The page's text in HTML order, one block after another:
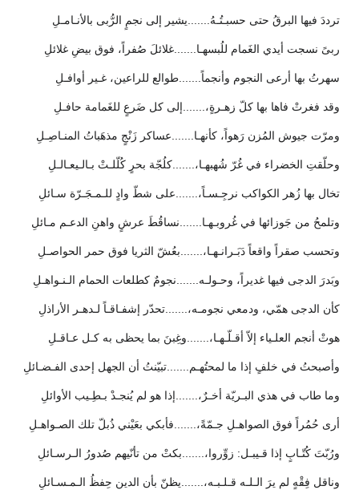
ترددَ فيها البرقُ حتى حسبـتُـهُ.......يشير إلى نجمٍ الرُّبى بالأنـامـلِ
ربىً نسجت أيدي الغَمام للُبسهـا.......غلائلَ صُفراً، فوق بيضِ غلائلِ
سهرتُ بها أرعى النجوم وأنجماً.......طوالع للراعين، غـير أوافـلِ
وقد فغرتْ فاها بها كلّ زهـرةٍ،.......إلى كل ضَرعٍ للغَمامة حافـلِ
ومرّت جيوش المُزن رَهواً، كأنهـا.......عساكر زَنْجٍ مذهَباتُ المنـاصِـلِ
وحلّقتِ الخضراء في غُرّ شُهبهـا،.......كلُجّة بحرٍ كُلّلـتْ بـالـيعـالـلِ
تخال بها زُهر الكواكب نرجِـسـاً،.......على شطّ وادٍ للـمـجَـرّة سـائلِ
وتلمحُ من جَوزائها في غُروبـهـا.......نساقُطَ عرشٍ واهنِ الدعـم مـائلِ
وتحسب صقراً واقعاً دَبَـرانـهـا،.......بعُشّ الثريا فوق حمر الحواصـلِ
وبَدرَ الدجى فيها غديراً، وحـولـه.......نجومٌ كطلعات الحمام الـنـواهـلِ
كأن الدجى همّي، ودمعي نجومـه،.......تحدّر إشفـاقـاً لـدهـر الأراذلِ
هوتْ أنجم العلـياء إلاّ أقـلّـهـا،.......وغِبنَ بما يحظى به كـل عـاقـلِ
وأصبحتُ في خلفٍ إذا ما لمحتُهـم.......تبيّنتُ أن الجهل إحدى الفـضـائلِ
وما طاب في هذي البـريّة أخـرٌ،.......إذا هو لم يُنجـدْ بـطِـيب الأوائلِ
أرى حُمُراً فوق الصواهـلِ جـمّةً،.......فأبكي بعَيْني ذُبلّ تلك الصـواهـلِ
ورُبّتَ كُتّـابٍ إذا قـيبـل: زوِّروا،.......بكتْ من تأنّيهم صُدورُ الـرسـائلِ
وناقل فِقْهٍ لم يرَ الـلـه قـلـبـه،.......يظنّ بأن الدين حِفظُ الـمـسـائلِ